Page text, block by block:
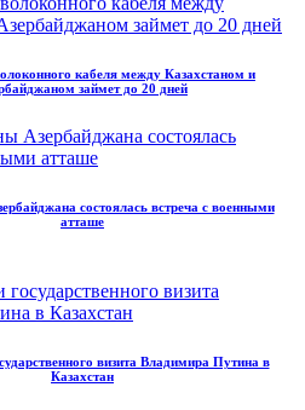
кабеля между Казахстаном и
займет до 20 дней
состоялась встреча с военными
атташе
визита Владимира Путина в
Казахстан